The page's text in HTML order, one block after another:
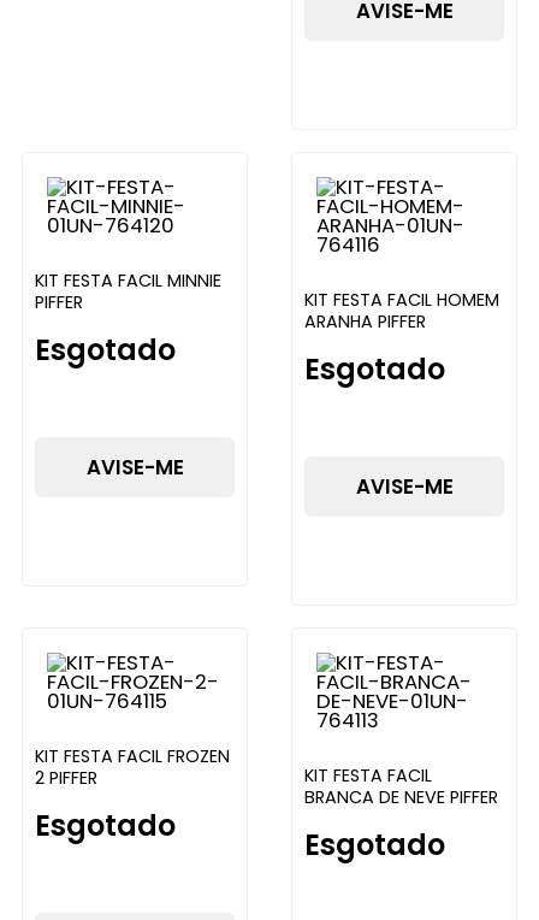
AVISE-ME
KIT FESTA FACIL MINNIE
PIFFER
Esgotado
AVISE-ME
KIT FESTA FACIL HOMEM
ARANHA PIFFER
Esgotado
AVISE-ME
KIT FESTA FACIL FROZEN
2 PIFFER
Esgotado
KIT FESTA FACIL
BRANCA DE NEVE PIFFER
Esgotado